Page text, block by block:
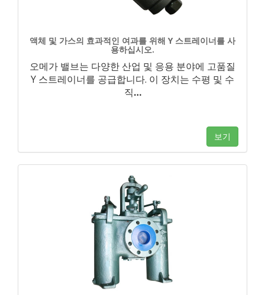
액체 및 가스의 효과적인 여과를 위해 Y 스트레이너를 사
용하십시오.
오메가 밸브는 다양한 산업 및 응용 분야에 고품질
Y 스트레이너를 공급합니다. 이 장치는 수평 및 수
직…
보기